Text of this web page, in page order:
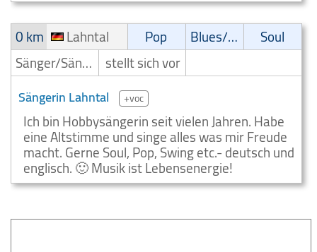
0 km
Lahntal Pop Blues/Swing
Soul
Sänger/Sängerin stellt sich vor
Sängerin Lahntal +voc
Ich bin Hobbysängerin seit vielen Jahren. Habe
eine Altstimme und singe alles was mir Freude
macht. Gerne Soul, Pop, Swing etc.- deutsch und
englisch. 🙂 Musik ist Lebensenergie!